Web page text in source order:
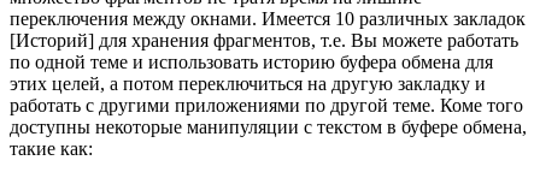
переключения между окнами. Имеется 10 различных закладок
[Историй] для хранения фрагментов, т.е. Вы можете работать
по одной теме и использовать историю буфера обмена для
этих целей, а потом переключиться на другую закладку и
работать с другими приложениями по другой теме. Коме того
доступны некоторые манипуляции с текстом в буфере обмена,
такие как: